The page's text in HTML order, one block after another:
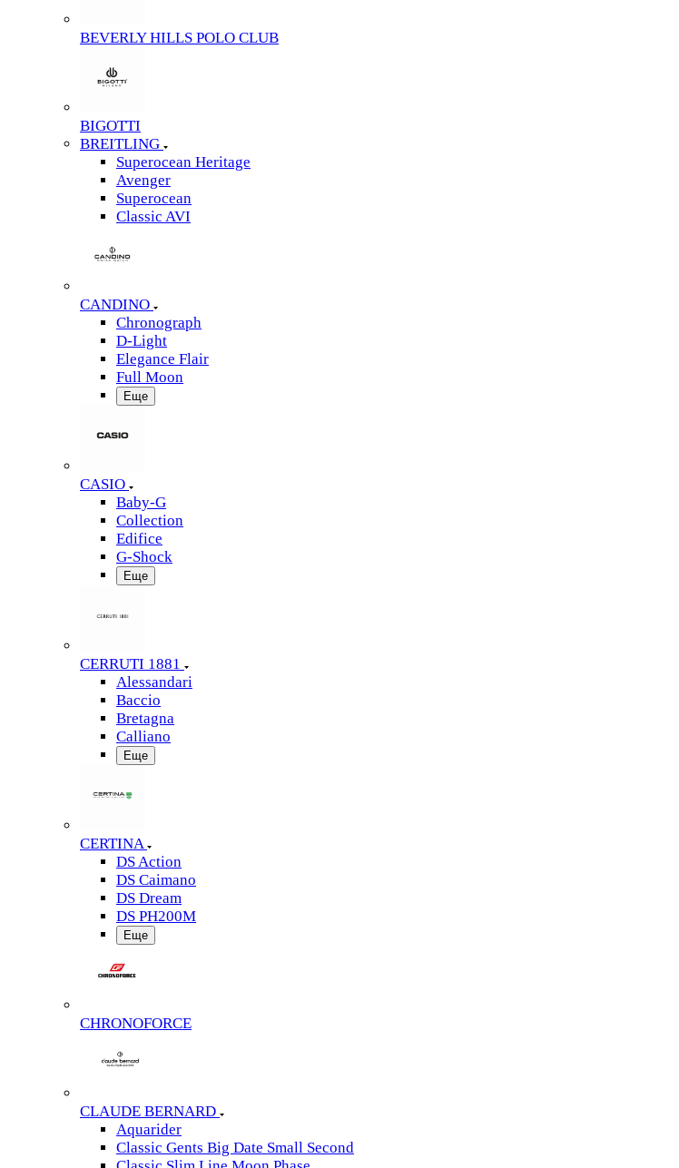
BEVERLY HILLS POLO CLUB
BIGOTTI
BREITLING
Superocean Heritage
Avenger
Superocean
Classic AVI
CANDINO
Chronograph
D-Light
Elegance Flair
Full Moon
Еще
CASIO
Baby-G
Collection
Edifice
G-Shock
Еще
CERRUTI 1881
Alessandari
Baccio
Bretagna
Calliano
Еще
CERTINA
DS Action
DS Caimano
DS Dream
DS PH200M
Еще
CHRONOFORCE
CLAUDE BERNARD
Aquarider
Classic Gents Big Date Small Second